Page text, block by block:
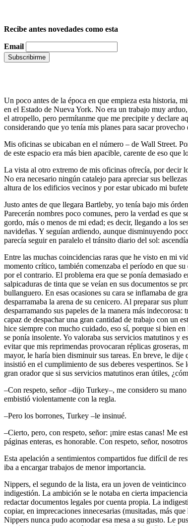
Recibe antes novedades como esta
Email
Un poco antes de la época en que empieza esta historia,
en el Estado de Nueva York. No era un trabajo muy
el atropello, pero permítanme que me precipite y declare
considerando que yo tenía mis planes para sacar
Mis oficinas se ubicaban en el número – de Wall Street.
de este espacio era más bien apacible, carente de eso que
La vista al otro extremo de mis oficinas ofrecía, por decir
No era necesario ningún catalejo para apreciar sus
altura de los edificios vecinos y por estar ubicado mi
Justo antes de que llegara Bartleby, yo tenía bajo mis
Parecerán nombres poco comunes, pero la verdad es que
gordo, más o menos de mi edad; es decir, llegando a los
navideñas. Y seguían ardiendo, aunque disminuyendo
parecía seguir en paralelo el tránsito diario del sol:
Entre las muchas coincidencias raras que he visto en mi
momento crítico, también comenzaba el período en que
por el contrario. El problema era que se ponía demasiado
salpicaduras de tinta que se veían en sus documentos se
bullanguero. En esas ocasiones su cara se inflamaba de
desparramaba la arena de su cenicero. Al preparar sus
desparramando sus papeles de la manera más
capaz de despachar una gran cantidad de trabajo con un
hice siempre con mucho cuidado, eso sí, porque si bien
se ponía insolente. Yo valoraba sus servicios matutinos y
evitar que mis reprimendas provocaran réplicas groseras,
mayor, le haría bien disminuir sus tareas. En breve, le dije
insistió en el cumplimiento de sus deberes vespertinos.
gran orador que si sus servicios matutinos eran útiles,
–Con respeto, señor –dijo Turkey–, me considero su
embistió violentamente con la regla.
–Pero los borrones, Turkey –le insinué.
–Cierto, pero, con respeto, señor: ¡mire estas canas! Me
páginas enteras, es honorable. Con respeto, señor,
Esta apelación a sentimientos compartidos fue difícil de
iba a encargar trabajos de menor importancia.
Nippers, el segundo de la lista, era un joven de
indigestión. La ambición se le notaba en cierta
redactar documentos legales por cuenta propia. La
copiar, en imprecaciones innecesarias (musitadas, más
Nippers nunca pudo acomodar esa mesa a su gusto. Le